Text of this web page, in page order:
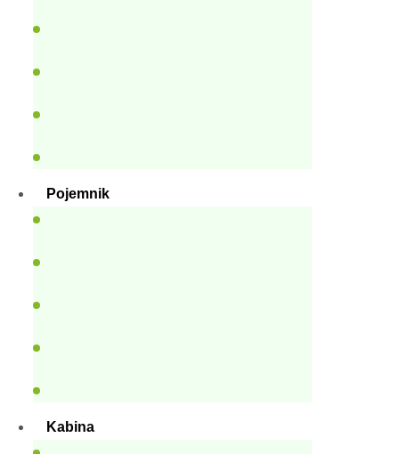
Pojemnik
Kabina